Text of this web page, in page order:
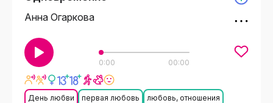
Анна Огаркова
0:00 00:00
День любви первая любовь
любовь, отношения